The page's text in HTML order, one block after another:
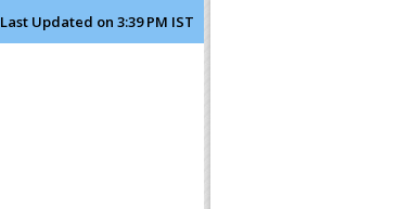
Last Updated on 3:39 PM IST